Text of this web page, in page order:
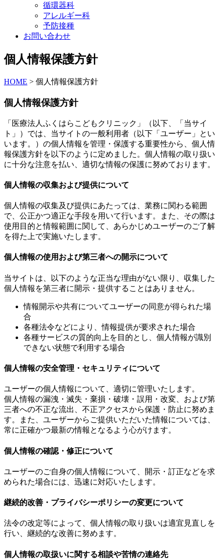
循環器科
アレルギー科
予防接種
お問い合わせ
個人情報保護方針
HOME > 個人情報保護方針
個人情報保護方針
「医療法人ふくはらこどもクリニック」（以下、「当サイ
ト」）では、当サイトの一般利用者（以下「ユーザー」とい
います。）の個人情報を管理・保護する重要性から、個人情
報保護方針を以下のように定めました。個人情報の取り扱い
に十分な注意を払い、適切な情報の保護に努めております。
個人情報の収集および提供について
個人情報の収集及び提供にあたっては、業務に関わる範囲
で、公正かつ適正な手段を用いて行います。また、その際は
使用目的と情報範囲に関して、あらかじめユーザーのご了解
を得た上で実施いたします。
個人情報の使用および第三者への開示について
当サイトは、以下のような正当な理由がない限り、収集した
個人情報を第三者に開示・提供することはありません。
情報開示や共有についてユーザーの同意が得られた場
合
各種法令などにより、情報提供が要求された場合
各種サービスの質的向上を目的とし、個人情報が識別
できない状態で利用する場合
個人情報の安全管理・セキュリティについて
ユーザーの個人情報について、適切に管理いたします。
個人情報の漏洩・滅失・棄損・破壊・誤用・改変、および第
三者への不正な流出、不正アクセスから保護・防止に努めま
す。また、ユーザーからご提供いただいた情報については、
常に正確かつ最新の情報となるよう心がけます。
個人情報の確認・修正について
ユーザーのご自身の個人情報について、開示・訂正などを求
められた場合には、迅速に対応いたします。
継続的改善・プライバシーポリシーの変更について
法令の改定等によって、個人情報の取り扱いは適宜見直しを
行い、継続的な改善に努めます。
個人情報の取扱いに関する相談や苦情の連絡先